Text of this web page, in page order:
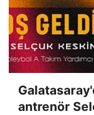
antrenör